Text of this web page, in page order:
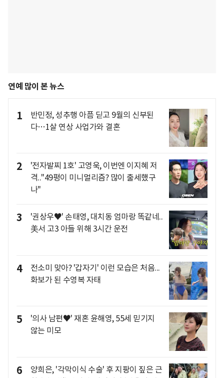
연예 많이 본 뉴스
1
반민정, 성추행 아픔 딛고 9월의 신부된
다…1살 연상 사업가와 결혼
2
'전자발찌 1호' 고영욱, 이번엔 이지혜 저
격.."49평이 미니멀리즘? 많이 출세했구
나"
3
'권상우♥' 손태영, 대치동 엄마랑 똑같네..
美서 고3 아들 위해 3시간 운전
4
전소미 맞아? '갑자기' 이런 모습은 처음...
화보가 된 수영복 자태
5
'의사 남편♥' 재혼 윤해영, 55세 믿기지
않는 미모
6
양희은, '각막이식 수술' 후 지팡이 짚은 근